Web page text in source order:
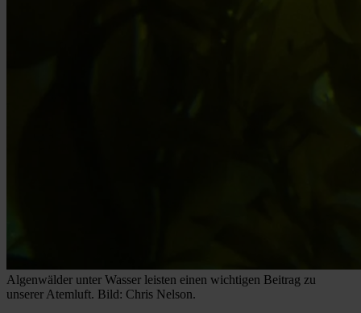
Algenwälder unter Wasser leisten einen wichtigen Beitrag zu
unserer Atemluft. Bild: Chris Nelson.